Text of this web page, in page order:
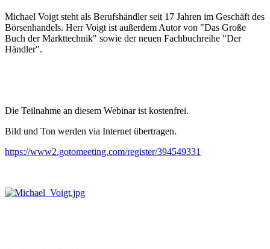
Michael Voigt steht als Berufshändler seit 17 Jahren im Geschäft des
Börsenhandels. Herr Voigt ist außerdem Autor von "Das Große
Buch der Markttechnik" sowie der neuen Fachbuchreihe "Der
Händler".
Die Teilnahme an diesem Webinar ist kostenfrei.
Bild und Ton werden via Internet übertragen.
https://www2.gotomeeting.com/register/394549331